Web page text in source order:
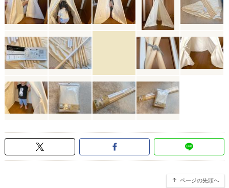
ページの先頭へ